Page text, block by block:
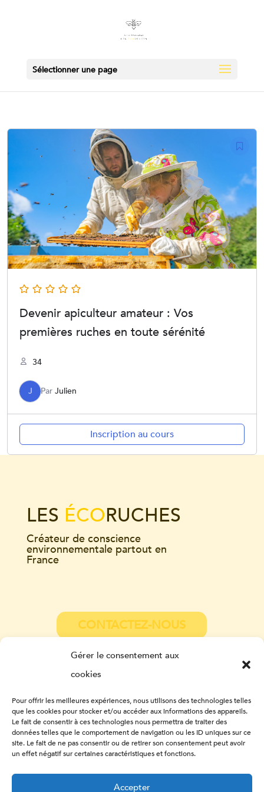
Gérer le consentement aux
cookies
Pour offrir les meilleures expériences, nous utilisons des technologies telles
que les cookies pour stocker et/ou accéder aux informations des appareils.
Le fait de consentir à ces technologies nous permettra de traiter des
données telles que le comportement de navigation ou les ID uniques sur ce
site. Le fait de ne pas consentir ou de retirer son consentement peut avoir
un effet négatif sur certaines caractéristiques et fonctions.
Accepter
Sélectionner une page
Devenir apiculteur amateur : Vos
premières ruches en toute sérénité
34
J Par Julien
Inscription au cours
LES ÉCORUCHES
Créateur de conscience
environnementale partout en
France
CONTACTEZ-NOUS